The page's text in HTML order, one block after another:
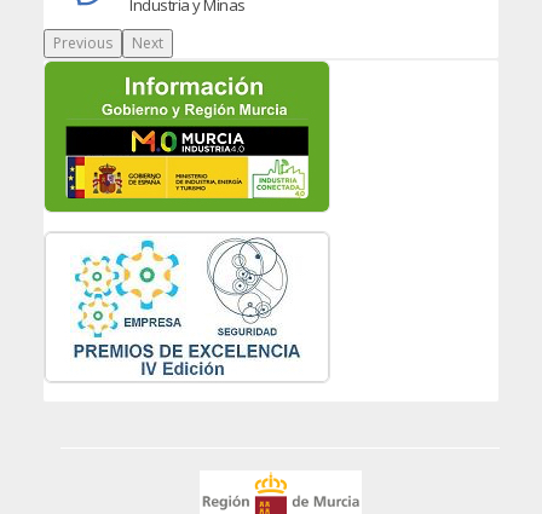
Industria y Minas
Previous Next